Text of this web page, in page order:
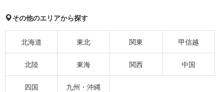
その他のエリアから探す
北海道 東北 関東 甲信越
北陸 東海 関西 中国
四国 九州・沖縄